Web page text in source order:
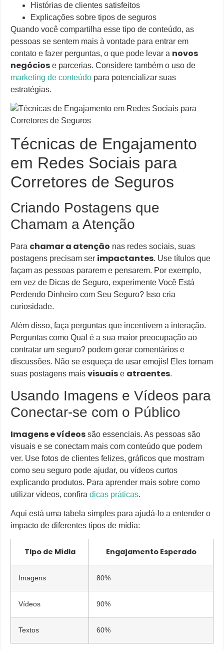
Histórias de clientes satisfeitos
Explicações sobre tipos de seguros
Quando você compartilha esse tipo de conteúdo, as
pessoas se sentem mais à vontade para entrar em
contato e fazer perguntas, o que pode levar a novos
negócios e parcerias. Considere também o uso de
marketing de conteúdo para potencializar suas
estratégias.
Técnicas de Engajamento
em Redes Sociais para
Corretores de Seguros
Criando Postagens que
Chamam a Atenção
Para chamar a atenção nas redes sociais, suas
postagens precisam ser impactantes. Use títulos que
façam as pessoas pararem e pensarem. Por exemplo,
em vez de Dicas de Seguro, experimente Você Está
Perdendo Dinheiro com Seu Seguro? Isso cria
curiosidade.
Além disso, faça perguntas que incentivem a interação.
Perguntas como Qual é a sua maior preocupação ao
contratar um seguro? podem gerar comentários e
discussões. Não se esqueça de usar emojis! Eles tornam
suas postagens mais visuais e atraentes.
Usando Imagens e Vídeos para
Conectar-se com o Público
Imagens e vídeos são essenciais. As pessoas são
visuais e se conectam mais com conteúdo que podem
ver. Use fotos de clientes felizes, gráficos que mostram
como seu seguro pode ajudar, ou vídeos curtos
explicando produtos. Para aprender mais sobre como
utilizar vídeos, confira dicas práticas.
Aqui está uma tabela simples para ajudá-lo a entender o
impacto de diferentes tipos de mídia:
Tipo de Mídia Engajamento Esperado
Imagens 80%
Vídeos 90%
Textos 60%